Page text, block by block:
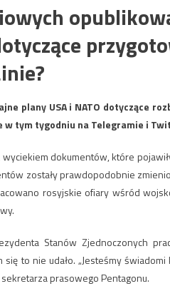
plany USA i NATO dotyczące
tym tygodniu na Telegramie i
dokumentów, które
zostały prawdopodobnie
rosyjskie ofiary wśród
Stanów Zjednoczonych
to nie udało. „Jesteśmy
prasowego Pentagonu.